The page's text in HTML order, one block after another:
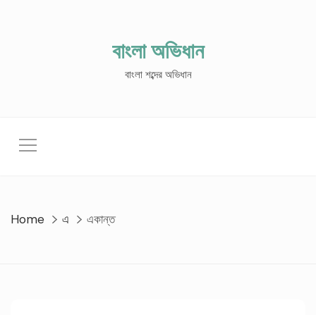
বাংলা অভিধান
বাংলা শব্দের অভিধান
Home এ একান্ত